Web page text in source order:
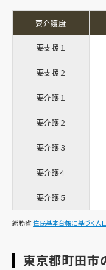
要介護度
要支援１
要支援２
要介護１
要介護２
要介護３
要介護４
要介護５
総務省住民基本台帳に基づく人
東京都町田市